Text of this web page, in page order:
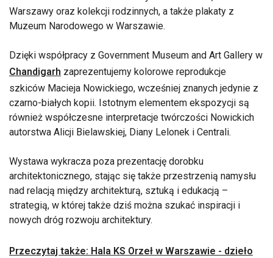
Warszawy oraz kolekcji rodzinnych, a także plakaty z
Muzeum Narodowego w Warszawie.
Dzięki współpracy z Government Museum and Art Gallery w
Chandigarh zaprezentujemy kolorowe reprodukcje
szkiców Macieja Nowickiego, wcześniej znanych jedynie z
czarno-białych kopii. Istotnym elementem ekspozycji są
również współczesne interpretacje twórczości Nowickich
autorstwa Alicji Bielawskiej, Diany Lelonek i Centrali.
Wystawa wykracza poza prezentację dorobku
architektonicznego, stając się także przestrzenią namysłu
nad relacją między architekturą, sztuką i edukacją –
strategią, w której także dziś można szukać inspiracji i
nowych dróg rozwoju architektury.
Przeczytaj także: Hala KS Orzeł w Warszawie - dzieło